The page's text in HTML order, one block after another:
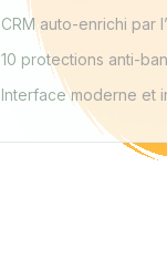
CRM auto-enrichi par
10 protections anti-
Interface moderne et